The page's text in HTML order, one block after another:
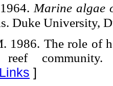
Marine algae
Duke University,
1986. The role of
reef
Links ]